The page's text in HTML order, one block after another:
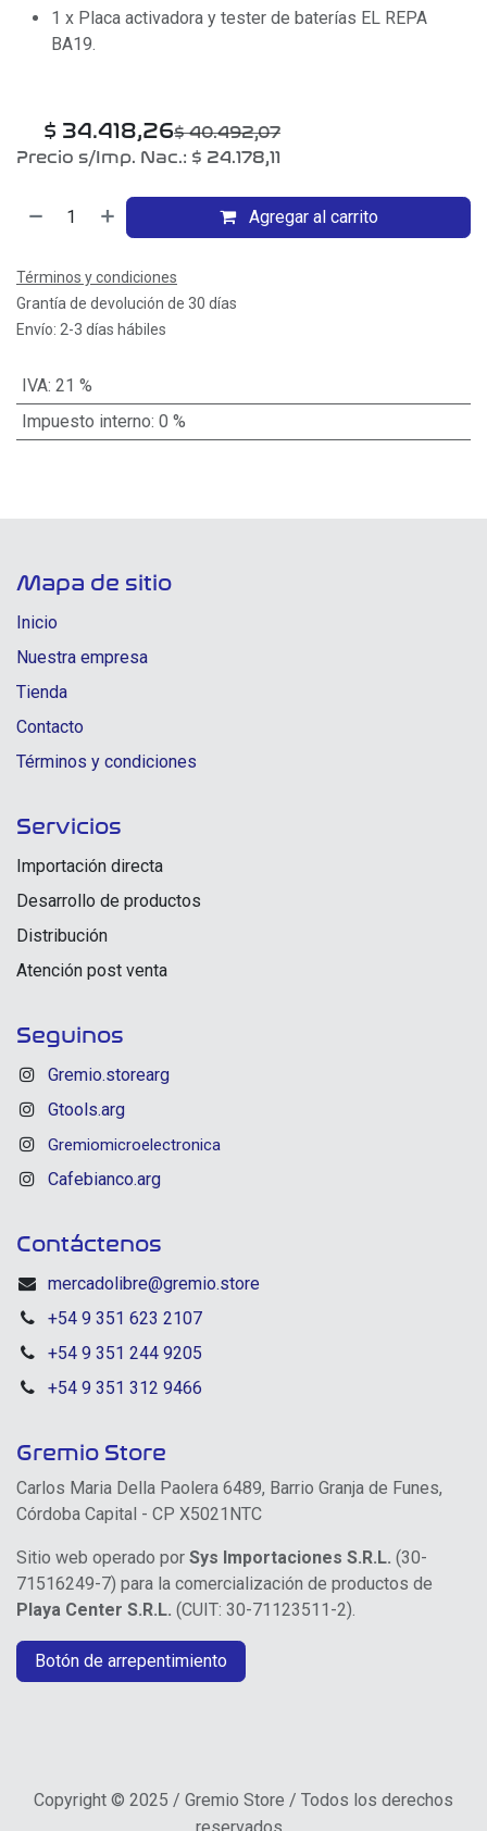
1 x Placa activadora y tester de baterías EL REPA
BA19.
$ 34.418,26$40.492,07
Precio s/Imp. Nac.: $ 24.178,11
Agregar al carrito
Términos y condiciones
Grantía de devolución de 30 días
Envío: 2-3 días hábiles
IVA: 21 %
Impuesto interno: 0 %
Mapa de sitio
Inicio
Nuestra empresa
Tienda
Contacto
Términos y condiciones
Servicios
Importación directa
Desarrollo de productos
Distribución
Atención post venta
Seguinos
Gremio.storearg
Gtools.arg
Gremiomicroelectronica
Cafebianco.arg
Contáctenos
mercadolibre@gremio.store
+54 9 351 623 2107
+54 9 351 244 9205
+54 9 351 312 9466
Gremio Store
Carlos Maria Della Paolera 6489, Barrio Granja de Funes,
Córdoba Capital - CP X5021NTC
Sitio web operado por Sys Importaciones S.R.L. (30-
71516249-7) para la comercialización de productos de
Playa Center S.R.L. (CUIT: 30-71123511-2).
Botón de arrepentimiento
Copyright © 2025 / Gremio Store / Todos los derechos
reservados